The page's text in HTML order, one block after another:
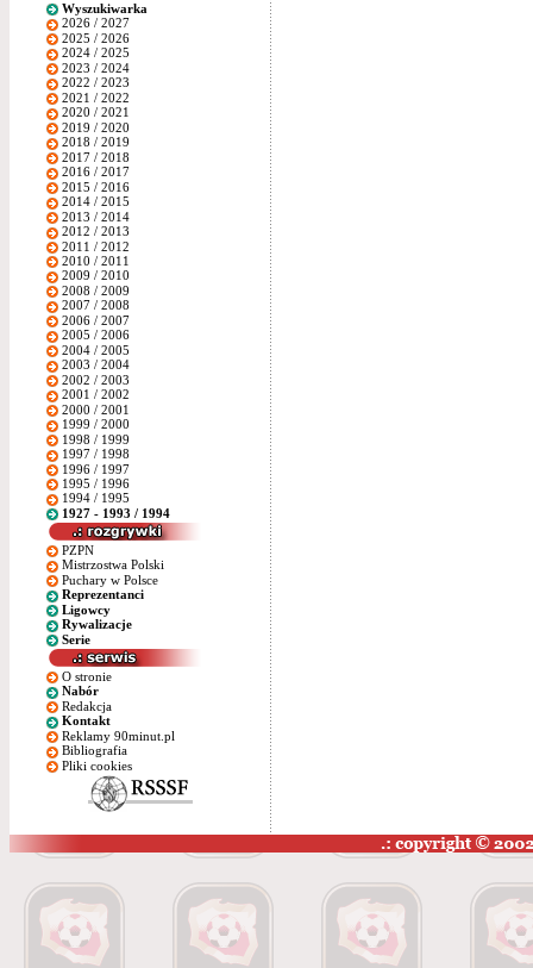
Wyszukiwarka
2026 / 2027
2025 / 2026
2024 / 2025
2023 / 2024
2022 / 2023
2021 / 2022
2020 / 2021
2019 / 2020
2018 / 2019
2017 / 2018
2016 / 2017
2015 / 2016
2014 / 2015
2013 / 2014
2012 / 2013
2011 / 2012
2010 / 2011
2009 / 2010
2008 / 2009
2007 / 2008
2006 / 2007
2005 / 2006
2004 / 2005
2003 / 2004
2002 / 2003
2001 / 2002
2000 / 2001
1999 / 2000
1998 / 1999
1997 / 1998
1996 / 1997
1995 / 1996
1994 / 1995
1927 - 1993 / 1994
PZPN
Mistrzostwa Polski
Puchary w Polsce
Reprezentanci
Ligowcy
Rywalizacje
Serie
O stronie
Nabór
Redakcja
Kontakt
Reklamy 90minut.pl
Bibliografia
Pliki cookies